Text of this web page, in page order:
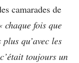
camarades de
chaque fois que
qu’avec les
toujours un